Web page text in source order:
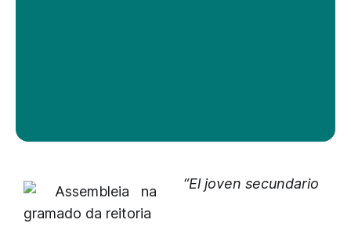
“El joven secundario